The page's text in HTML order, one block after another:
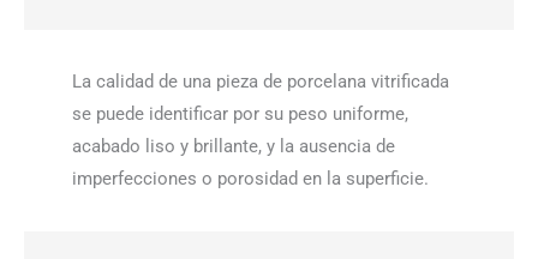
La calidad de una pieza de porcelana vitrificada
se puede identificar por su peso uniforme,
acabado liso y brillante, y la ausencia de
imperfecciones o porosidad en la superficie.